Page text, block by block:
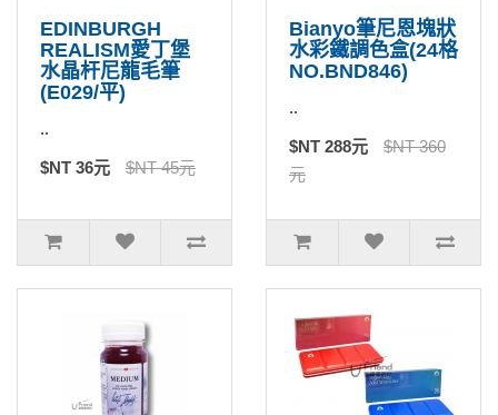
EDINBURGH
REALISM愛丁堡
水晶杆尼龍毛筆
(E029/平)
..
$NT 36元 $NT 45元
Bianyo筆尼恩塊狀
水彩鐵調色盒(24格
NO.BND846)
..
$NT 288元
$NT 360
元